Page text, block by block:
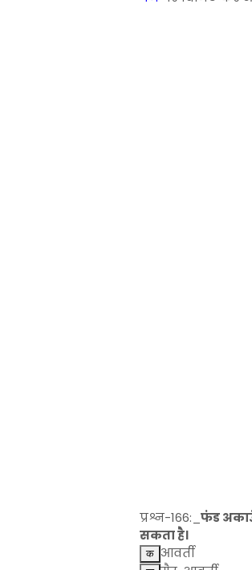
प्रश्न-166:_ फंड
सकता है।
आवर्ती